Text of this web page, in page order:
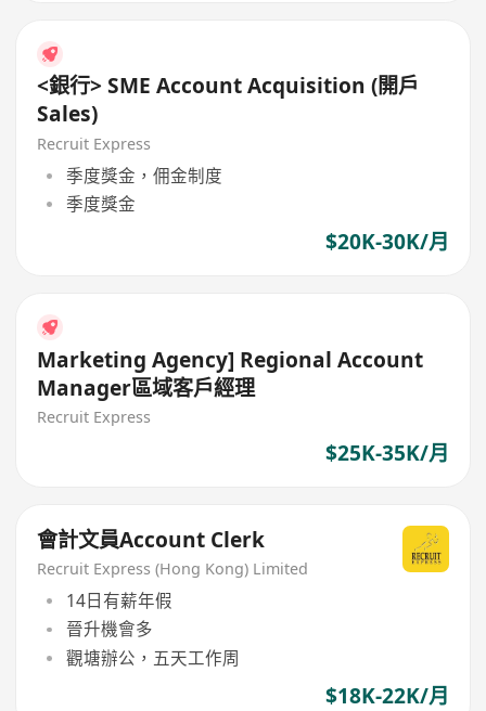
<銀行> SME Account Acquisition (開戶
Sales)
Recruit Express
季度獎金，佣金制度
季度獎金
$20K-30K/月
Marketing Agency] Regional Account
Manager區域客戶經理
Recruit Express
$25K-35K/月
會計文員Account Clerk
Recruit Express (Hong Kong) Limited
14日有薪年假
晉升機會多
觀塘辦公，五天工作周
$18K-22K/月